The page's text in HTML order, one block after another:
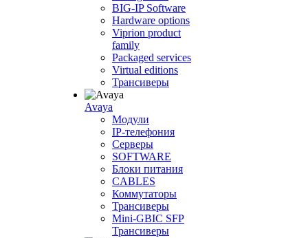
BIG-IP Software
Hardware options
Viprion product
family
Packaged services
Virtual editions
Трансиверы
Avaya
Модули
IP-телефония
Серверы
SOFTWARE
Блоки питания
CABLES
Коммутаторы
Трансиверы
Mini-GBIC SFP
Трансиверы